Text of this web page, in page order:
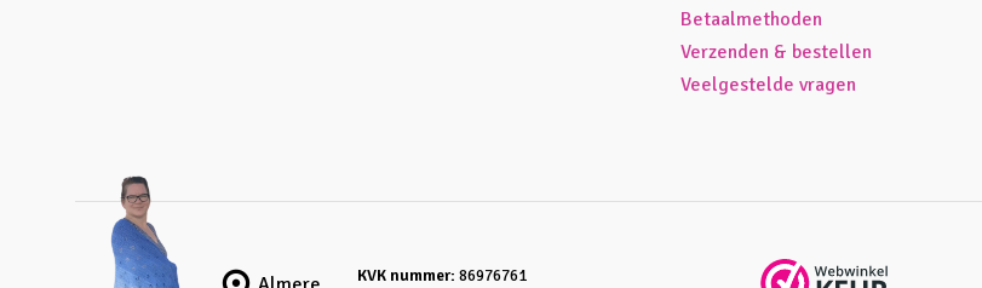
Betaalmethoden
Verzenden & bestellen
Veelgestelde vragen
KVK nummer: 86976761